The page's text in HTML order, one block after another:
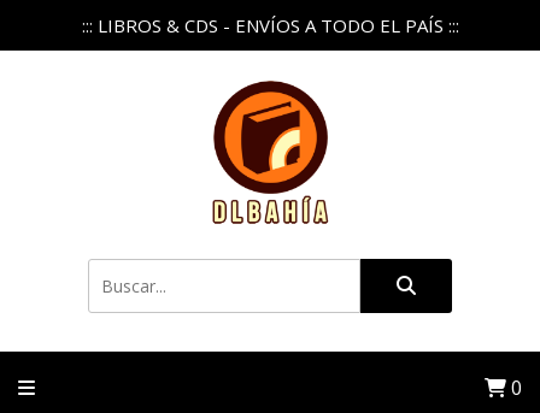
::: LIBROS & CDS - ENVÍOS A TODO EL PAÍS :::
0